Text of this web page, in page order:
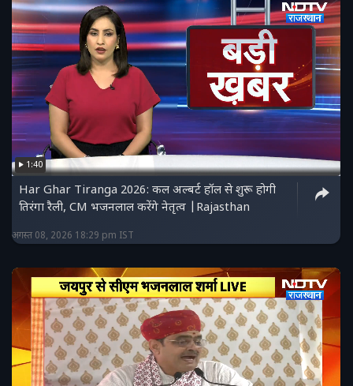
1:40
Har Ghar Tiranga 2026: कल अल्बर्ट हॉल से शुरू होगी
तिरंगा रैली, CM भजनलाल करेंगे नेतृत्व |Rajasthan
अगस्त 08, 2026 18:29 pm IST